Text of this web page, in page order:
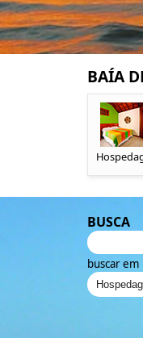
BAÍA
BUSCA
buscar em